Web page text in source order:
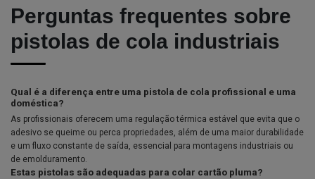
Perguntas frequentes sobre
pistolas de cola industriais
Qual é a diferença entre uma pistola de cola profissional e uma
doméstica?
As profissionais oferecem uma regulação térmica estável que evita que o
adesivo se queime ou perca propriedades, além de uma maior durabilidade
e um fluxo constante de saída, essencial para montagens industriais ou
de emolduramento.
Estas pistolas são adequadas para colar cartão pluma?